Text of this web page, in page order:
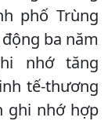
phố Trùng
ba năm
nhớ tăng
tế-thương
ghi nhớ hợp